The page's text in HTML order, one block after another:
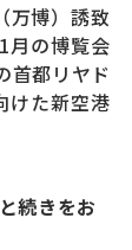
万博）誘致
月の博覧会
首都リヤド
けた新空港
続きをお